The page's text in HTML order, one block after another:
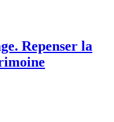
Repenser la